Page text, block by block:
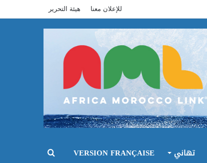
للإعلان معنا هيئة التحرير
تهاني VERSION FRANÇAISE بحث